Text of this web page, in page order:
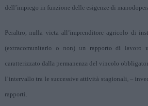
dell’impiego in funzione delle esigenze di
Peraltro, nulla vieta all’imprenditore agricolo di
(extracomunitario o non) un rapporto di lavoro
caratterizzato dalla permanenza del vincolo
l’intervallo tra le successive attività stagionali, –
rapporti.